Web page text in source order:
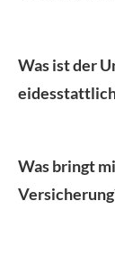
Was ist der
Was bringt